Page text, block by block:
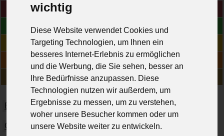
wichtig
Diese Website verwendet Cookies und
Targeting Technologien, um Ihnen ein
besseres Internet-Erlebnis zu ermöglichen
und die Werbung, die Sie sehen, besser an
Ihre Bedürfnisse anzupassen. Diese
Technologien nutzen wir außerdem, um
Ergebnisse zu messen, um zu verstehen,
woher unsere Besucher kommen oder um
unsere Website weiter zu entwickeln.
Blog
Online-Übungen
Geschichten
Über uns
Biologie Chemie Deutsch Englisch Französisch
Geographie Geschichte Informatik Italienisch